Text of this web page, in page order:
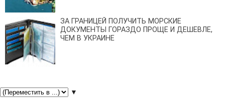
ЗА ГРАНИЦЕЙ ПОЛУЧИТЬ МОРСКИЕ
ДОКУМЕНТЫ ГОРАЗДО ПРОЩЕ И ДЕШЕВЛЕ,
ЧЕМ В УКРАИНЕ
▼